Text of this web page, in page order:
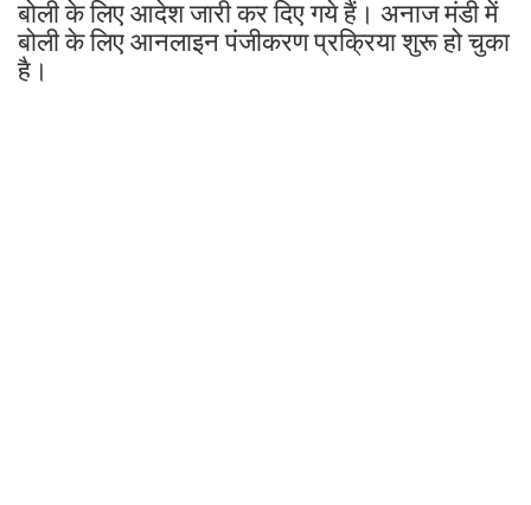
बोली के लिए आदेश जारी कर दिए गये हैं। अनाज मंडी में
बोली के लिए आनलाइन पंजीकरण प्रक्रिया शुरू हो चुका
है।